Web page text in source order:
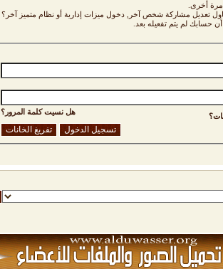
أخرى.
تعديل مشاركة شخص آخر, دخول ميزات إدارية أو نظام متميز آخر؟
حسابك لم يتم تفعيله بعد.
هل نسيت كلمة المرور؟